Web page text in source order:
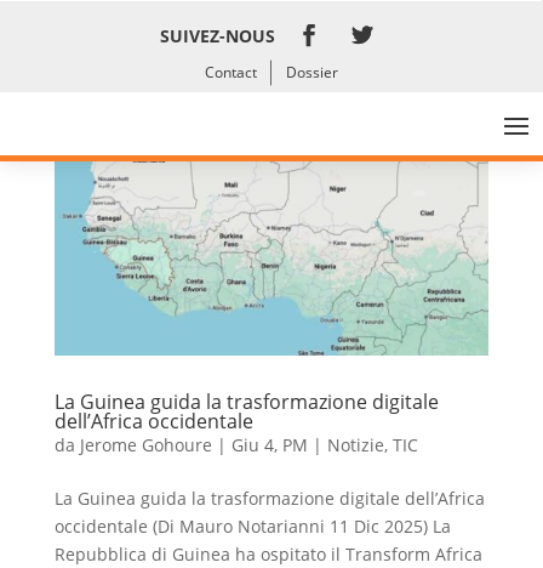
SUIVEZ-NOUS
Contact Dossier
La Guinea guida la trasformazione digitale
dell’Africa occidentale
da Jerome Gohoure | Giu 4, PM | Notizie, TIC
La Guinea guida la trasformazione digitale dell’Africa
occidentale (Di Mauro Notarianni 11 Dic 2025) La
Repubblica di Guinea ha ospitato il Transform Africa